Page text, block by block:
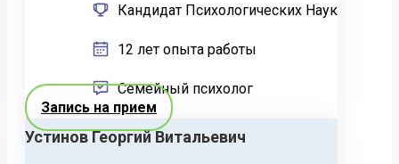
Кандидат Психологических Наук
12 лет опыта работы
Семейный психолог
Запись на прием
Устинов Георгий Витальевич